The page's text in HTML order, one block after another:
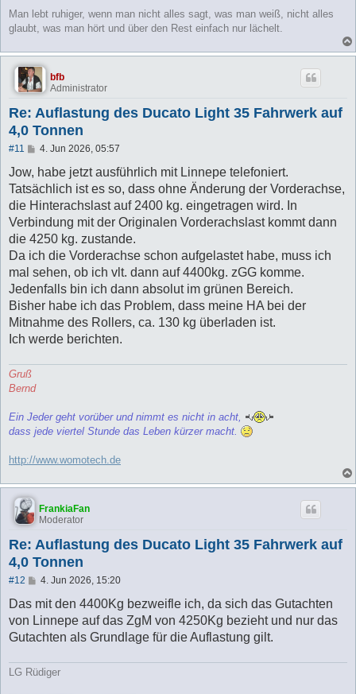
Man lebt ruhiger, wenn man nicht alles sagt, was man weiß, nicht alles
glaubt, was man hört und über den Rest einfach nur lächelt.
bfb
Administrator
Re: Auflastung des Ducato Light 35 Fahrwerk auf
4,0 Tonnen
#11
B
i
t
r
a
g
4. Jun 2026, 05:57
Jow, habe jetzt ausführlich mit Linnepe telefoniert.
Tatsächlich ist es so, dass ohne Änderung der Vorderachse,
die Hinterachslast auf 2400 kg. eingetragen wird. In
Verbindung mit der Originalen Vorderachslast kommt dann
die 4250 kg. zustande.
Da ich die Vorderachse schon aufgelastet habe, muss ich
mal sehen, ob ich vlt. dann auf 4400kg. zGG komme.
Jedenfalls bin ich dann absolut im grünen Bereich.
Bisher habe ich das Problem, dass meine HA bei der
Mitnahme des Rollers, ca. 130 kg überladen ist.
Ich werde berichten.
Gruß
Bernd
Ein Jeder geht vorüber und nimmt es nicht in acht,
dass jede viertel Stunde das Leben kürzer macht.
http://www.womotech.de
FrankiaFan
Moderator
Re: Auflastung des Ducato Light 35 Fahrwerk auf
4,0 Tonnen
#12
B
i
r
a
4. Jun 2026, 15:20
Das mit den 4400Kg bezweifle ich, da sich das Gutachten
von Linnepe auf das ZgM von 4250Kg bezieht und nur das
Gutachten als Grundlage für die Auflastung gilt.
LG Rüdiger